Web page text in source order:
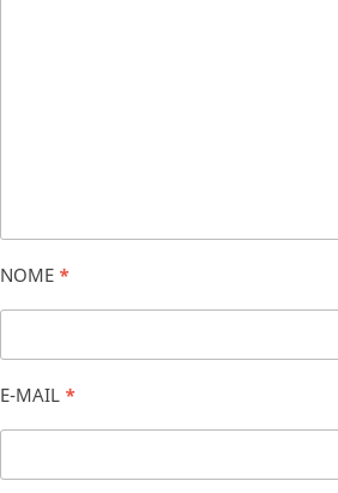
NOME *
E-MAIL *